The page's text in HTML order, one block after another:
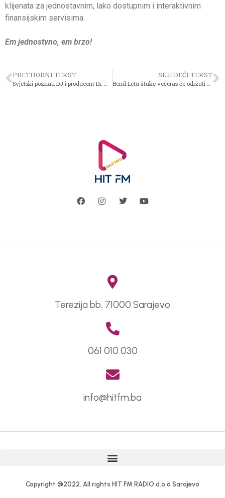
klijenata za jednostavnim, lako dostupnim i interaktivnim
finansijskim servisima.
Em jednostvno, em brzo!
PRETHODNI TEKST SLJEDEĆI TEKST
Terezija bb, 71000 Sarajevo
061 010 030
info@hitfm.ba
Copyright @2022. All rights HIT FM RADIO d.o.o Sarajevo